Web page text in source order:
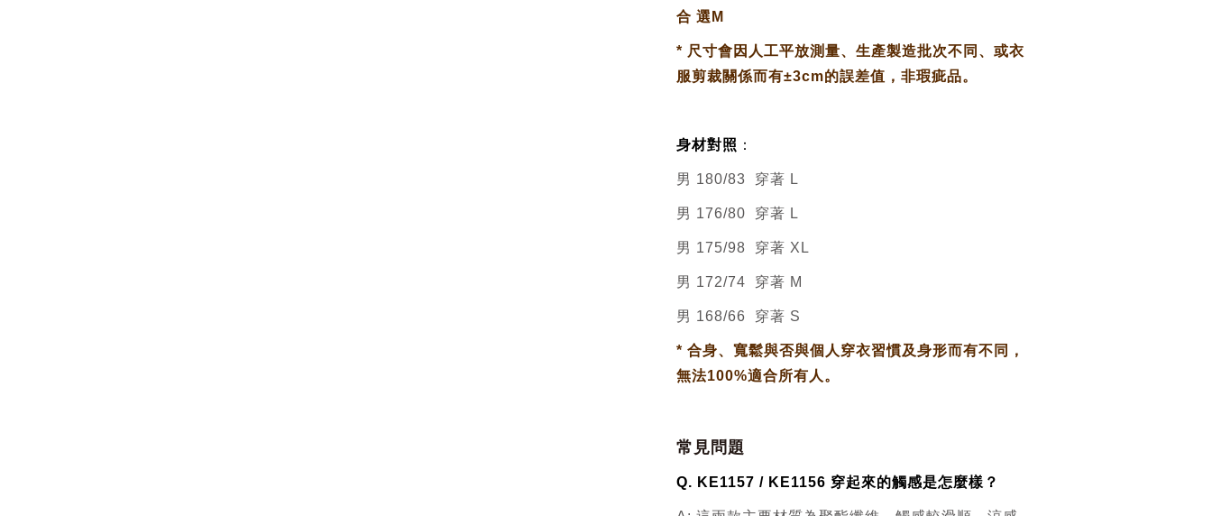
合 選M
* 尺寸會因人工平放測量、生產製造批次不同、或衣
服剪裁關係而有±3cm的誤差值，非瑕疵品。
身材對照 ：
男 180/83 穿著 L
男 176/80 穿著 L
男 175/98 穿著 XL
男 172/74 穿著 M
男 168/66 穿著 S
* 合身、寬鬆與否與個人穿衣習慣及身形而有不同，
無法100%適合所有人。
常見問題
Q. KE1157 / KE1156 穿起來的觸感是怎麼樣？